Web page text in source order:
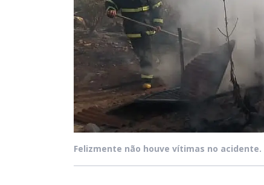
Felizmente não houve vítimas no acidente.